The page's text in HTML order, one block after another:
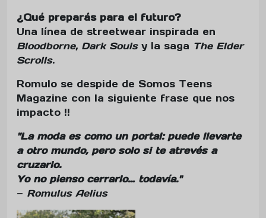
¿Qué preparás para el futuro?
Una línea de streetwear inspirada en
Bloodborne, Dark Soulsy la saga The Elder
Scrolls.
Romulo se despide de Somos Teens
Magazine con la siguiente frase que nos
impacto !!
"La moda es como un portal: puede llevarte
a otro mundo, pero solo si te atrevés a
cruzarlo.
Yo no pienso cerrarlo… todavía."
— Romulus Aelius